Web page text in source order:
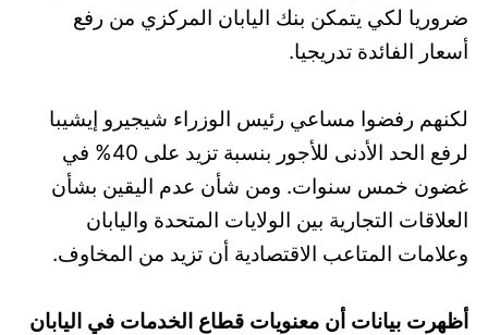
ضروريا لكي يتمكن بنك اليابان المركزي من رفع
أسعار الفائدة تدريجيا.
لكنهم رفضوا مساعي رئيس الوزراء شيجيرو إيشيبا
لرفع الحد الأدنى للأجور بنسبة تزيد على 40% في
غضون خمس سنوات. ومن شأن عدم اليقين بشأن
العلاقات التجارية بين الولايات المتحدة واليابان
وعلامات المتاعب الاقتصادية أن تزيد من المخاوف.
أظهرت بيانات أن معنويات قطاع الخدمات في اليابان